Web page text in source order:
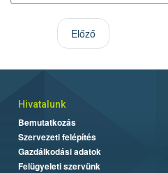
Előző
Hivatalunk
Bemutatkozás
Szervezeti felépítés
Gazdálkodási adatok
Felügyeleti szervünk